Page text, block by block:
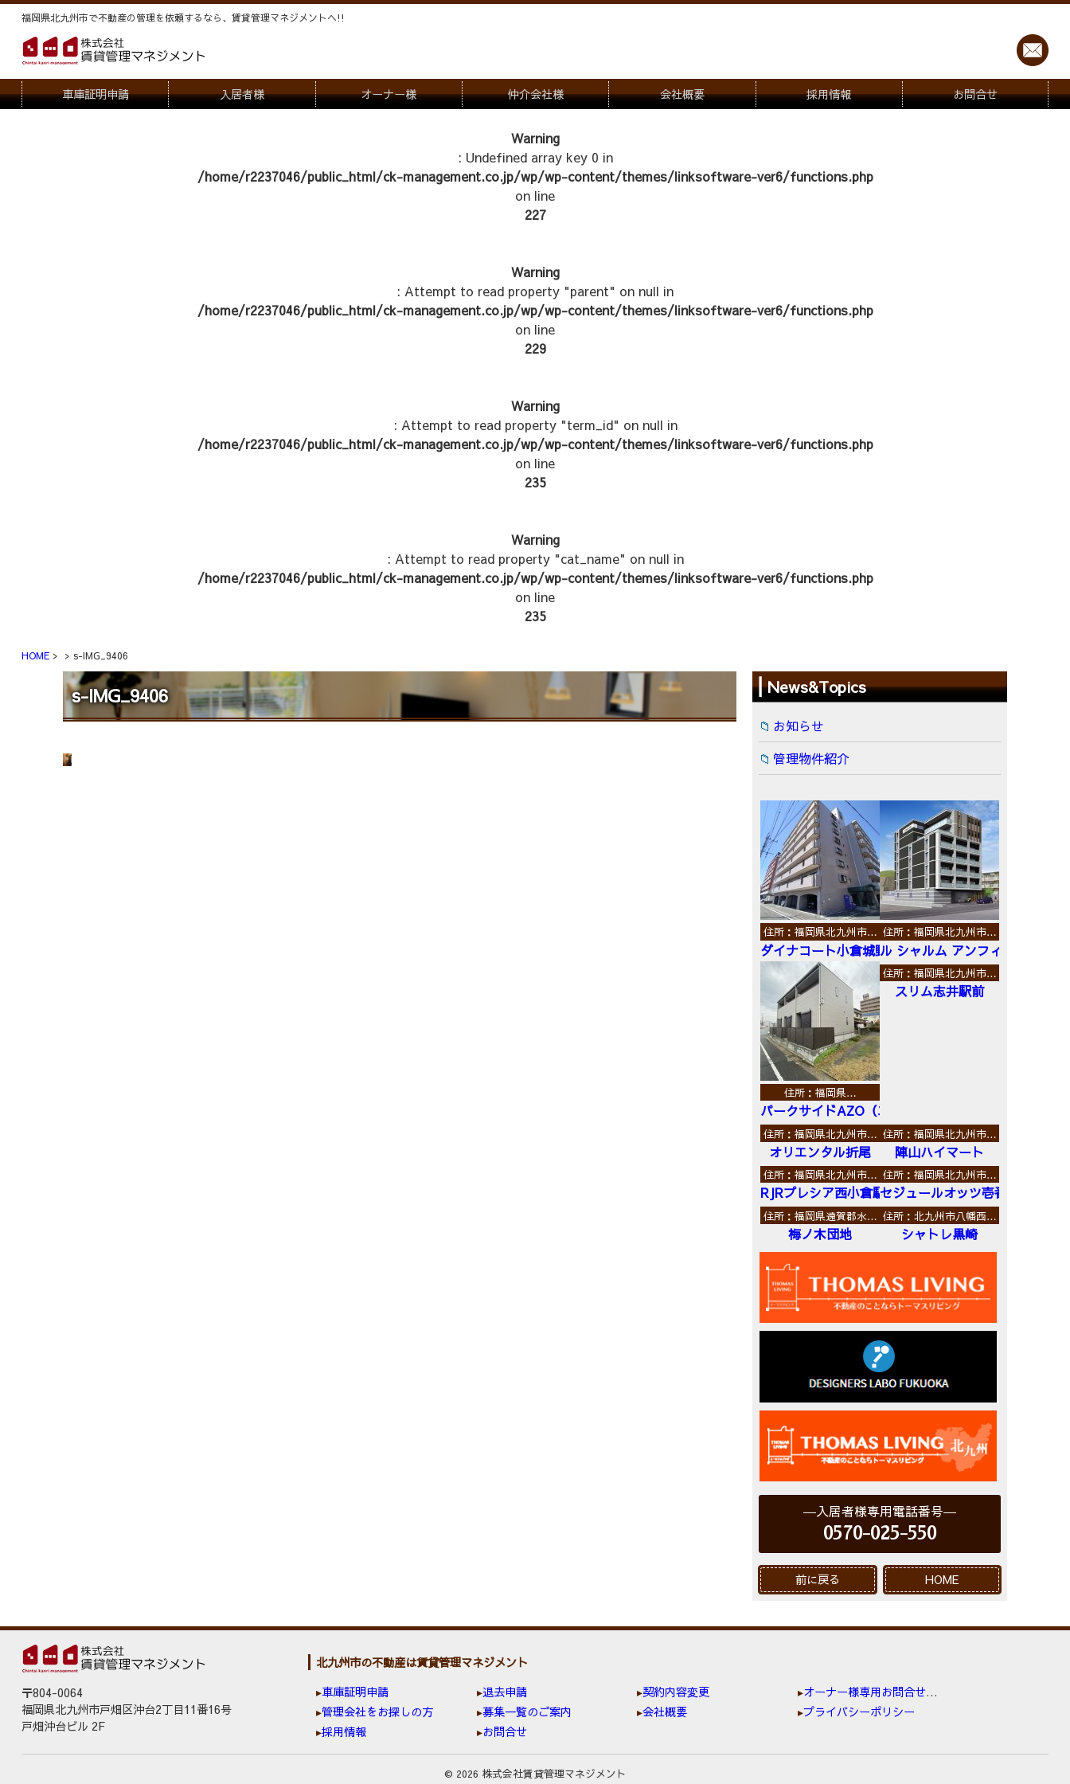
福岡県北九州市で不動産の管理を依頼するなら、賃貸管理マネジメントヘ!!
車庫証明申請 入居者様 オーナー様 仲介会社様
物件写真
管理物件紹介
会社概要 採用情報 お問合せ
Warning
: Undefined array key 0 in
/home/r2237046/public_html/ck-management.co.jp/wp/wp-content/themes/linksoftware-ver6/functions.php
on line
227
Warning
: Attempt to read property "parent" on null in
/home/r2237046/public_html/ck-management.co.jp/wp/wp-content/themes/linksoftware-ver6/functions.php
on line
229
Warning
: Attempt to read property "term_id" on null in
/home/r2237046/public_html/ck-management.co.jp/wp/wp-content/themes/linksoftware-ver6/functions.php
on line
235
Warning
: Attempt to read property "cat_name" on null in
/home/r2237046/public_html/ck-management.co.jp/wp/wp-content/themes/linksoftware-ver6/functions.php
on line
235
HOME s-IMG_9406
s-IMG_9406 News&Topics
お知らせ
管理物件紹介
住所：福岡県北九州市…
ダイナコート小倉城野
住所：福岡県北九州市…
ル シャルム アンフィニ
住所：福岡県…
パークサイドAZO（エーゼットオー）
住所：福岡県北九州市…
スリム志井駅前
住所：福岡県北九州市…
オリエンタル折尾
住所：福岡県北九州市…
陣山ハイマート
住所：福岡県北九州市…
RJRプレシア西小倉駅前
住所：福岡県北九州市…
セジュールオッツ壱番館
住所：福岡県遠賀郡水…
梅ノ木団地
住所：北九州市八幡西…
シャトレ黒崎
入居者様専用電話番号
0570-025-550
前に戻る HOME
〒804-0064
福岡県北九州市戸畑区沖台2丁目11番16号
戸畑沖台ビル 2F
北九州市の不動産は賃貸管理マネジメント
車庫証明申請
退去申請 契約内容変更
オーナー様専用お問合せ窓口
管理会社をお探しの方
募集一覧のご案内 会社概要
プライバシーポリシー
採用情報
お問合せ
© 2026 株式会社賃貸管理マネジメント